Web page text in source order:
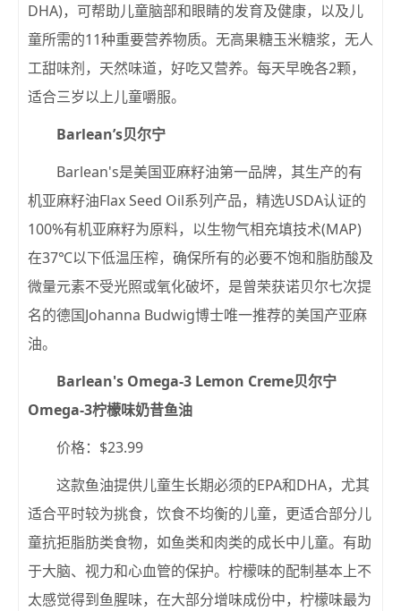
DHA)，可帮助儿童脑部和眼睛的发育及健康，以及儿
童所需的11种重要营养物质。无高果糖玉米糖浆，无人
工甜味剂，天然味道，好吃又营养。每天早晚各2颗，
适合三岁以上儿童嚼服。
Barlean’s贝尔宁
Barlean's是美国亚麻籽油第一品牌，其生产的有
机亚麻籽油Flax Seed Oil系列产品，精选USDA认证的
100%有机亚麻籽为原料，以生物气相充填技术(MAP)
在37℃以下低温压榨，确保所有的必要不饱和脂肪酸及
微量元素不受光照或氧化破坏，是曾荣获诺贝尔七次提
名的德国Johanna Budwig博士唯一推荐的美国产亚麻
油。
Barlean's Omega-3 Lemon Creme贝尔宁
Omega-3柠檬味奶昔鱼油
价格：$23.99
这款鱼油提供儿童生长期必须的EPA和DHA，尤其
适合平时较为挑食，饮食不均衡的儿童，更适合部分儿
童抗拒脂肪类食物，如鱼类和肉类的成长中儿童。有助
于大脑、视力和心血管的保护。柠檬味的配制基本上不
太感觉得到鱼腥味，在大部分增味成份中，柠檬味最为